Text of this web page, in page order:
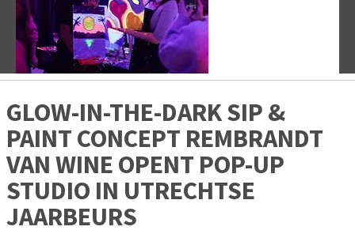
Vorige
GLOW-IN-THE-DARK SIP &
PAINT CONCEPT REMBRANDT
VAN WINE OPENT POP-UP
STUDIO IN UTRECHTSE
JAARBEURS